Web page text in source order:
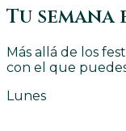
Tu semana
Más allá de los
con el que
Lunes